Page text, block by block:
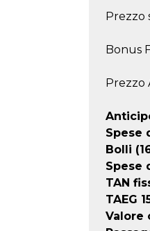
Prezzo
Bonus
Prezzo
Spese
Bolli
Spese
TAN
TAEG
Valore